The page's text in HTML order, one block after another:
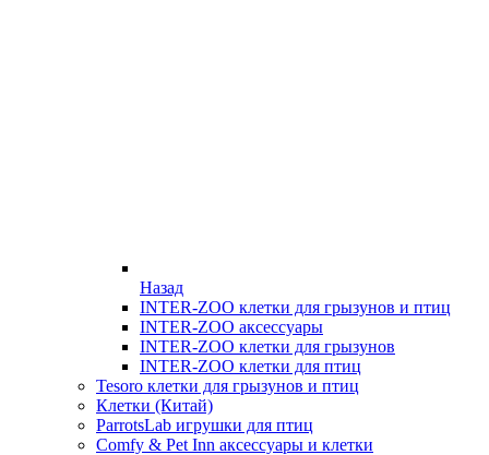
Назад
INTER-ZOO клетки для грызунов и птиц
INTER-ZOO аксессуары
INTER-ZOO клетки для грызунов
INTER-ZOO клетки для птиц
Tesoro клетки для грызунов и птиц
Клетки (Китай)
ParrotsLab игрушки для птиц
Comfy & Pet Inn аксессуары и клетки